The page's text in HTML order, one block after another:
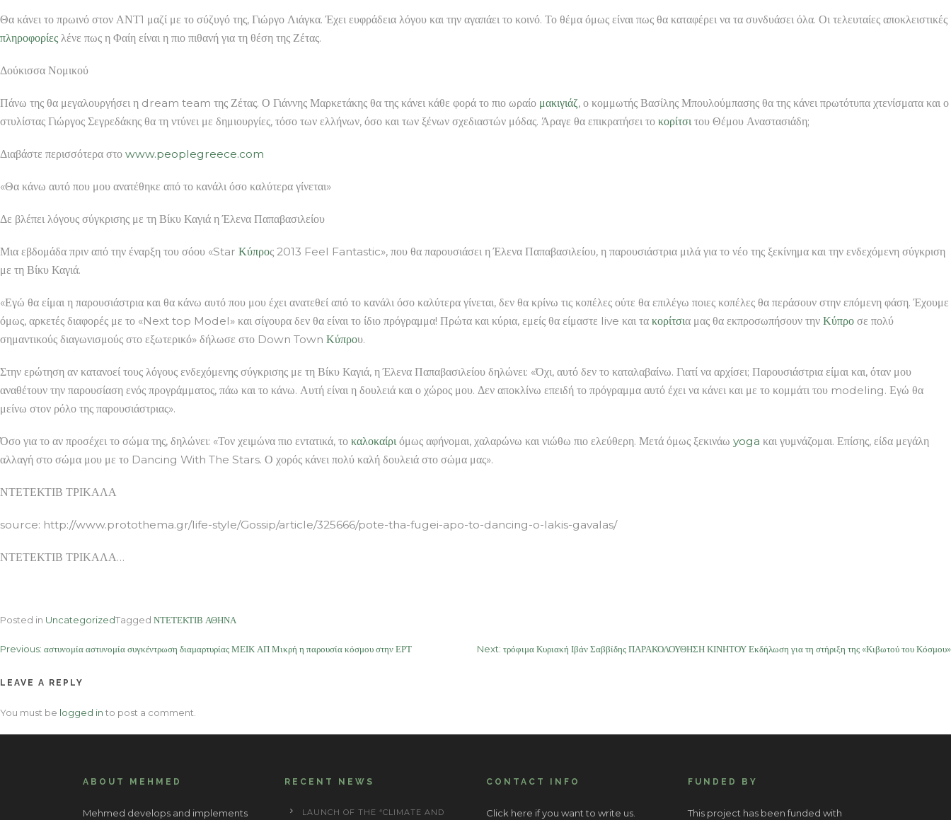
Θα κάνει το πρωινό στον ΑΝΤ1 μαζί με το σύζυγό της, Γιώργο Λιάγκα. Έχει ευφράδεια λόγου και την αγαπάει το κοινό. Το θέμα όμως είναι πως θα καταφέρει να τα συνδυάσει όλα. Οι τελευταίες αποκλειστικές
πληροφορίες λένε πως η Φαίη είναι η πιο πιθανή για τη θέση της Ζέτας.
Δούκισσα Νομικού
Πάνω της θα μεγαλουργήσει η dream team της Ζέτας. Ο Γιάννης Μαρκετάκης θα της κάνει κάθε φορά το πιο ωραίο μακιγιάζ, ο κομμωτής Βασίλης Μπουλούμπασης θα της κάνει πρωτότυπα χτενίσματα και ο
στυλίστας Γιώργος Σεγρεδάκης θα τη ντύνει με δημιουργίες, τόσο των ελλήνων, όσο και των ξένων σχεδιαστών μόδας. Άραγε θα επικρατήσει το κορίτσι του Θέμου Αναστασιάδη;
Διαβάστε περισσότερα στο www.peoplegreece.com
«Θα κάνω αυτό που μου ανατέθηκε από το κανάλι όσο καλύτερα γίνεται»
Δε βλέπει λόγους σύγκρισης με τη Βίκυ Καγιά η Έλενα Παπαβασιλείου
Μια εβδομάδα πριν από την έναρξη του σόου «Star Κύπρος 2013 Feel Fantastic», που θα παρουσιάσει η Έλενα Παπαβασιλείου, η παρουσιάστρια μιλά για το νέο της ξεκίνημα και την ενδεχόμενη σύγκριση
με τη Βίκυ Καγιά.
«Εγώ θα είμαι η παρουσιάστρια και θα κάνω αυτό που μου έχει ανατεθεί από το κανάλι όσο καλύτερα γίνεται, δεν θα κρίνω τις κοπέλες ούτε θα επιλέγω ποιες κοπέλες θα περάσουν στην επόμενη φάση. Έχουμε
όμως, αρκετές διαφορές με το «Next top Model» και σίγουρα δεν θα είναι το ίδιο πρόγραμμα! Πρώτα και κύρια, εμείς θα είμαστε live και τα κορίτσια μας θα εκπροσωπήσουν την Κύπρο σε πολύ
σημαντικούς διαγωνισμούς στο εξωτερικό» δήλωσε στο Down Town Κύπρου.
Στην ερώτηση αν κατανοεί τους λόγους ενδεχόμενης σύγκρισης με τη Βίκυ Καγιά, η Έλενα Παπαβασιλείου δηλώνει: «Όχι, αυτό δεν το καταλαβαίνω. Γιατί να αρχίσει; Παρουσιάστρια είμαι και, όταν μου
αναθέτουν την παρουσίαση ενός προγράμματος, πάω και το κάνω. Αυτή είναι η δουλειά και ο χώρος μου. Δεν αποκλίνω επειδή το πρόγραμμα αυτό έχει να κάνει και με το κομμάτι του modeling. Εγώ θα
μείνω στον ρόλο της παρουσιάστριας».
Όσο για το αν προσέχει το σώμα της, δηλώνει: «Τον χειμώνα πιο εντατικά, το καλοκαίρι όμως αφήνομαι, χαλαρώνω και νιώθω πιο ελεύθερη. Μετά όμως ξεκινάω yoga και γυμνάζομαι. Επίσης, είδα μεγάλη
αλλαγή στο σώμα μου με το Dancing With The Stars. Ο χορός κάνει πολύ καλή δουλειά στο σώμα μας».
ΝΤΕΤΕΚΤΙΒ ΤΡΙΚΑΛΑ
source: http://www.protothema.gr/life-style/Gossip/article/325666/pote-tha-fugei-apo-to-dancing-o-lakis-gavalas/
ΝΤΕΤΕΚΤΙΒ ΤΡΙΚΑΛΑ…
Posted in UncategorizedTagged ΝΤΕΤΕΚΤΙΒ ΑΘΗΝΑ
Post
navigation
Previous: αστυνομία αστυνομία συγκέντρωση διαμαρτυρίας ΜΕΙΚ ΑΠ Μικρή η παρουσία κόσμου στην ΕΡΤ Next: τρόφιμα Κυριακή Ιβάν Σαββίδης ΠΑΡΑΚΟΛΟΥΘΗΣΗ ΚΙΝΗΤΟΥ Εκδήλωση για τη στήριξη της «Κιβωτού του Κόσμου»
LEAVE A REPLY
You must be logged in to post a comment.
ABOUT MEHMED
Mehmed develops and implements
RECENT NEWS
LAUNCH OF THE “CLIMATE AND
CONTACT INFO
Click here if you want to write us.
FUNDED BY
This project has been funded with